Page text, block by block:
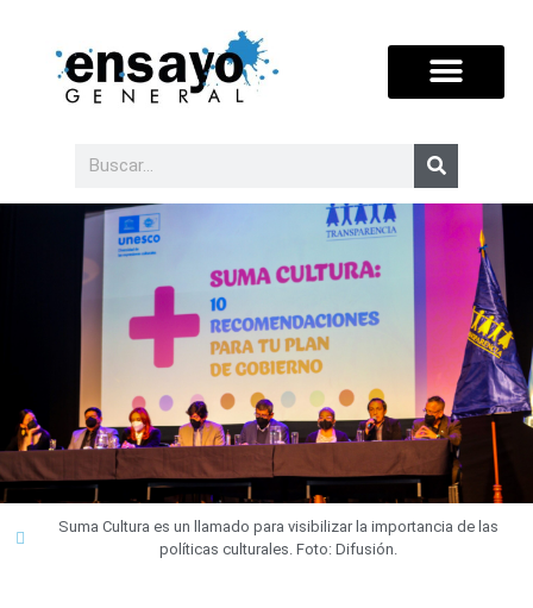
Suma Cultura es un llamado para visibilizar la importancia de las
políticas culturales. Foto: Difusión.